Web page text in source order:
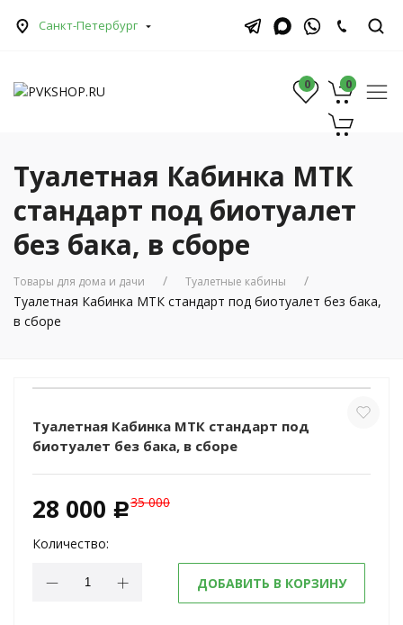
Санкт-Петербург
0 0
0
Туалетная Кабинка МТК
стандарт под биотуалет
без бака, в сборе
Товары для дома и дачи Туалетные кабины
Туалетная Кабинка МТК стандарт под биотуалет без бака,
в сборе
Туалетная Кабинка МТК стандарт под
биотуалет без бака, в сборе
28 000 c35 000
Количество:
ДОБАВИТЬ В КОРЗИНУ